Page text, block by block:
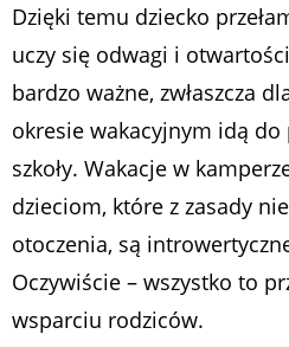
Dzięki temu dziecko
uczy się odwagi i
bardzo ważne, zwłaszcza
okresie wakacyjnym idą do
szkoły. Wakacje w
dzieciom, które z zasady
otoczenia, są
Oczywiście – wszystko to
wsparciu rodziców.